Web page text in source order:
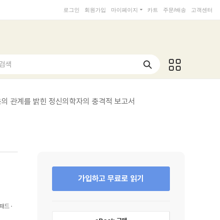
로그인 회원가입 마이페이지 카트 주문/배송 고객센터
색
관계를 밝힌 정신의학자의 충격적 보고서
드
가입하고 무료로 읽기